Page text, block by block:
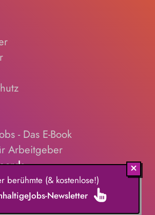
- Das E-Book
Arbeitgeber
berühmte (& kostenlose!)
Newsletter